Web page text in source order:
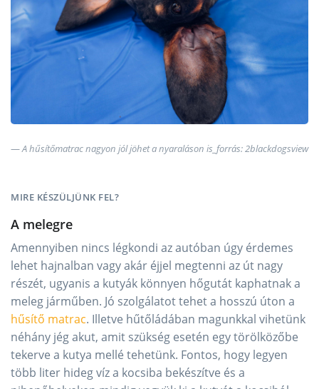
A hűsítőmatrac nagyon jól jöhet a nyaraláson is_forrás: 2blackdogsview
MIRE KÉSZÜLJÜNK FEL?
A melegre
Amennyiben nincs légkondi az autóban úgy érdemes
lehet hajnalban vagy akár éjjel megtenni az út nagy
részét, ugyanis a kutyák könnyen hőgutát kaphatnak a
meleg járműben. Jó szolgálatot tehet a hosszú úton a
hűsítő matrac. Illetve hűtőládában magunkkal vihetünk
néhány jég akut, amit szükség esetén egy törölközőbe
tekerve a kutya mellé tehetünk. Fontos, hogy legyen
több liter hideg víz a kocsiba bekészítve és a